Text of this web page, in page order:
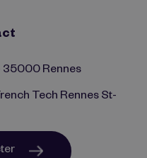
35000 Rennes
Tech Rennes St-